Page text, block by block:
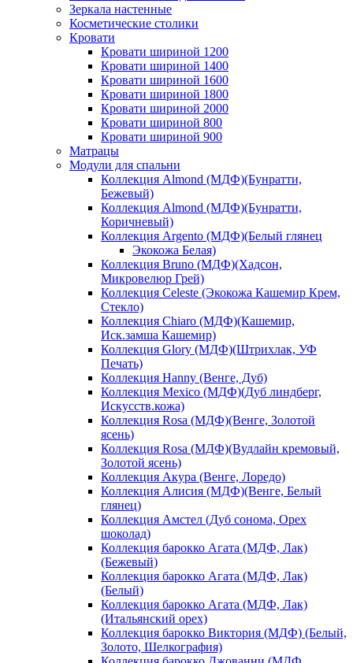
Зеркала настенные
Косметические столики
Кровати
Кровати шириной 1200
Кровати шириной 1400
Кровати шириной 1600
Кровати шириной 1800
Кровати шириной 2000
Кровати шириной 800
Кровати шириной 900
Матрацы
Модули для спальни
Коллекция Almond (МДФ)(Бунратти,
Бежевый)
Коллекция Almond (МДФ)(Бунратти,
Коричневый)
Коллекция Argento (МДФ)(Белый глянец
Экокожа Белая)
Коллекция Bruno (МДФ)(Хадсон,
Микровелюр Грей)
Коллекция Celeste (Экокожа Кашемир Крем,
Стекло)
Коллекция Chiaro (МДФ)(Кашемир,
Иск.замша Кашемир)
Коллекция Glory (МДФ)(Штрихлак, УФ
Печать)
Коллекция Hanny (Венге, Дуб)
Коллекция Mexico (МДФ)(Дуб линдберг,
Искусств.кожа)
Коллекция Rosa (МДФ)(Венге, Золотой
ясень)
Коллекция Rosa (МДФ)(Вудлайн кремовый,
Золотой ясень)
Коллекция Акура (Венге, Лоредо)
Коллекция Алисия (МДФ)(Венге, Белый
глянец)
Коллекция Амстел (Дуб сонома, Орех
шоколад)
Коллекция барокко Агата (МДФ, Лак)
(Бежевый)
Коллекция барокко Агата (МДФ, Лак)
(Белый)
Коллекция барокко Агата (МДФ, Лак)
(Итальянский орех)
Коллекция барокко Виктория (МДФ) (Белый,
Золото, Шелкография)